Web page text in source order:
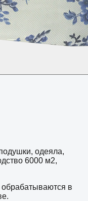
одеяла,
6000 м2,
обрабатываются в